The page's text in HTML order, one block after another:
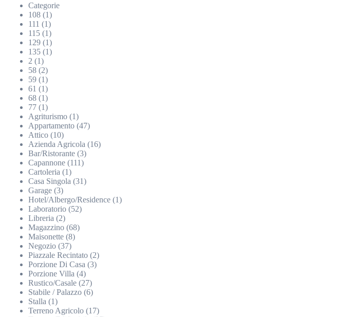
Categorie
108 (1)
111 (1)
115 (1)
129 (1)
135 (1)
2 (1)
58 (2)
59 (1)
61 (1)
68 (1)
77 (1)
Agriturismo (1)
Appartamento (47)
Attico (10)
Azienda Agricola (16)
Bar/Ristorante (3)
Capannone (111)
Cartoleria (1)
Casa Singola (31)
Garage (3)
Hotel/Albergo/Residence (1)
Laboratorio (52)
Libreria (2)
Magazzino (68)
Maisonette (8)
Negozio (37)
Piazzale Recintato (2)
Porzione Di Casa (3)
Porzione Villa (4)
Rustico/Casale (27)
Stabile / Palazzo (6)
Stalla (1)
Terreno Agricolo (17)